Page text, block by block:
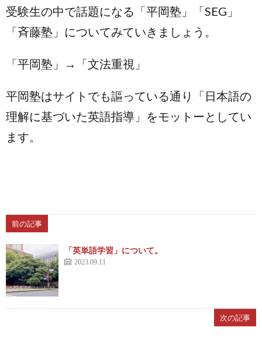
受験生の中で話題になる「平岡塾」「SEG」
「斉藤塾」についてみていきましょう。
「平岡塾」→「文法重視」
平岡塾はサイトでも謳っている通り「日本語の
理解に基づいた英語指導」をモットーとしてい
ます。
前の記事
「英単語学習」について。
2023.09.11
次の記事